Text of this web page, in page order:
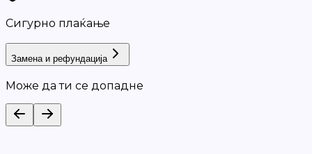
Сигурно плаќање
Замена и рефундација
Може да ти се допадне